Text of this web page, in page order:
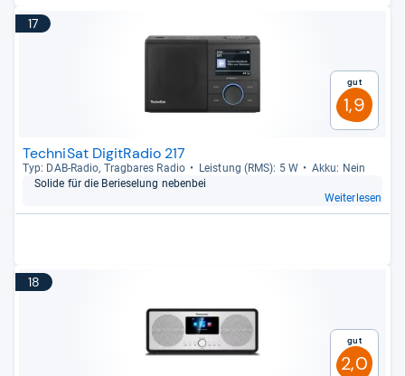
17
Gut
1,9
TechniSat DigitRadio 217
Typ: DAB-​Radio, Trag­ba­res Radio Leis­tung (RMS): 5 W
Akku: Nein
Solide für die Berie­se­lung neben­bei
Weiterlesen
18
Gut
2,0